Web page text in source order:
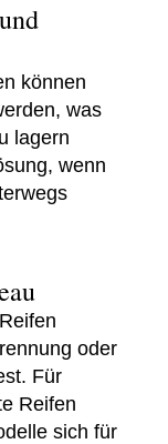
können
was
lagern
wenn
oder
Für
Reifen
sich für